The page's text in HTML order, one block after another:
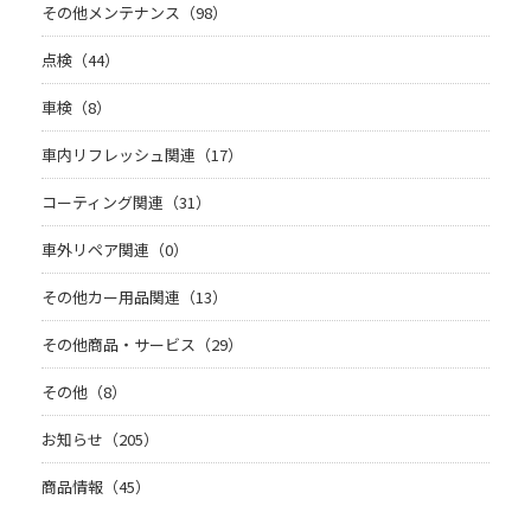
その他メンテナンス（98）
点検（44）
車検（8）
車内リフレッシュ関連（17）
コーティング関連（31）
車外リペア関連（0）
その他カー用品関連（13）
その他商品・サービス（29）
その他（8）
お知らせ（205）
商品情報（45）